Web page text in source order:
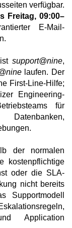
verfügbar.
Freitag, 09:00–
E-Mail-
support@nine,
laufen. Der
First-Line-Hilfe;
Engineering-
für
der normalen
kostenpflichtige
oder die SLA-
nicht bereits
Supportmodell
Application